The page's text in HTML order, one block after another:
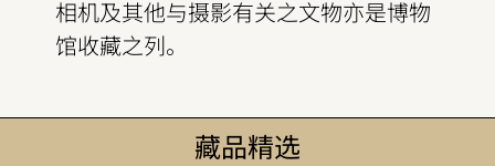
相机及其他与摄影有关之文物亦是博物
馆收藏之列。
藏品精选